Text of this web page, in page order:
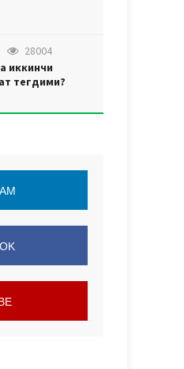
28004
иккинчи
тегдими?